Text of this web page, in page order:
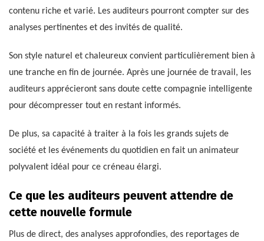
contenu riche et varié. Les auditeurs pourront compter sur des
analyses pertinentes et des invités de qualité.
Son style naturel et chaleureux convient particulièrement bien à
une tranche en fin de journée. Après une journée de travail, les
auditeurs apprécieront sans doute cette compagnie intelligente
pour décompresser tout en restant informés.
De plus, sa capacité à traiter à la fois les grands sujets de
société et les événements du quotidien en fait un animateur
polyvalent idéal pour ce créneau élargi.
Ce que les auditeurs peuvent attendre de
cette nouvelle formule
Plus de direct, des analyses approfondies, des reportages de